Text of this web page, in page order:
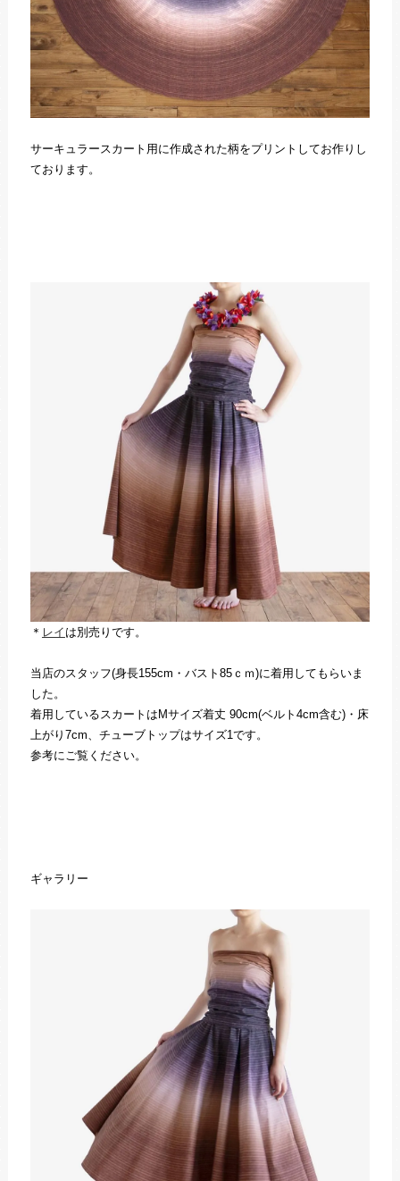
サーキュラースカート用に作成された柄をプリントしてお作りし
ております。
＊ レイ は別売りです。
当店のスタッフ(身長155cm・バスト85ｃｍ)に着用してもらいま
した。
着用しているスカートはMサイズ着丈 90cm(ベルト4cm含む)・床
上がり7cm、チューブトップはサイズ1です。
参考にご覧ください。
ギャラリー